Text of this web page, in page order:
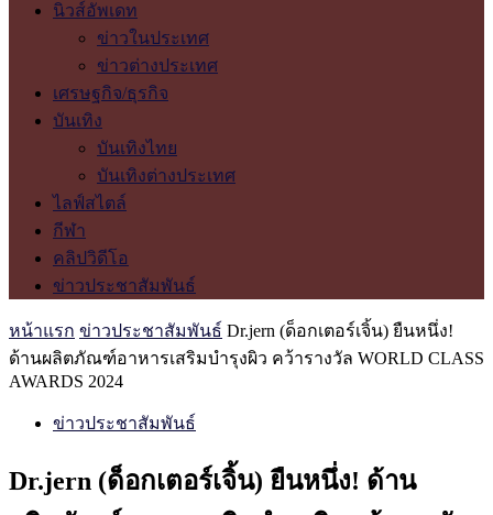
นิวส์อัพเดท
ข่าวในประเทศ
ข่าวต่างประเทศ
เศรษฐกิจ/ธุรกิจ
บันเทิง
บันเทิงไทย
บันเทิงต่างประเทศ
ไลฟ์สไตล์
กีฬา
คลิปวิดีโอ
ข่าวประชาสัมพันธ์
หน้าแรก ข่าวประชาสัมพันธ์ Dr.jern (ด็อกเตอร์เจิ้น) ยืนหนึ่ง!
ด้านผลิตภัณฑ์อาหารเสริมบำรุงผิว คว้ารางวัล WORLD CLASS
AWARDS 2024
ข่าวประชาสัมพันธ์
Dr.jern (ด็อกเตอร์เจิ้น) ยืนหนึ่ง! ด้าน